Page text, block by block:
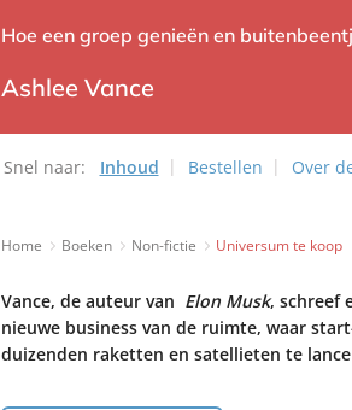
Hoe een groep genieën en
Ashlee Vance
Snel naar: Inhoud Bestellen Over
Home Boeken Non-fictie Universum te koop
Vance, de auteur van Elon Musk, schreef
nieuwe business van de ruimte, waar
duizenden raketten en satellieten te